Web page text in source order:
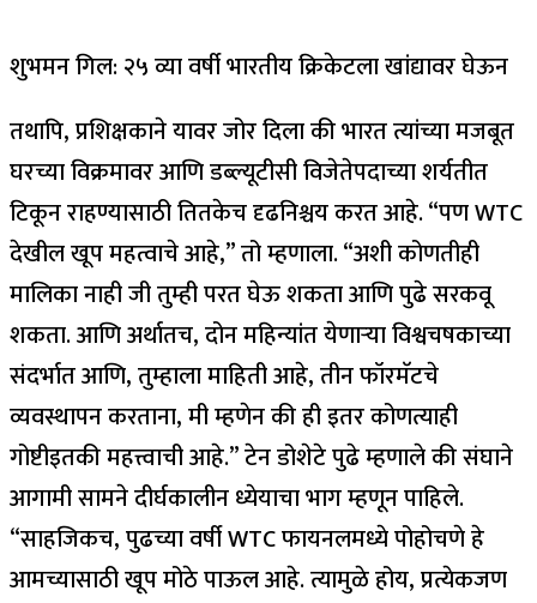
शुभमन गिल: २५ व्या वर्षी भारतीय क्रिकेटला खांद्यावर घेऊन
तथापि, प्रशिक्षकाने यावर जोर दिला की भारत त्यांच्या मजबूत
घरच्या विक्रमावर आणि डब्ल्यूटीसी विजेतेपदाच्या शर्यतीत
टिकून राहण्यासाठी तितकेच दृढनिश्चय करत आहे. “पण WTC
देखील खूप महत्वाचे आहे,” तो म्हणाला. “अशी कोणतीही
मालिका नाही जी तुम्ही परत घेऊ शकता आणि पुढे सरकवू
शकता. आणि अर्थातच, दोन महिन्यांत येणाऱ्या विश्वचषकाच्या
संदर्भात आणि, तुम्हाला माहिती आहे, तीन फॉरमॅटचे
व्यवस्थापन करताना, मी म्हणेन की ही इतर कोणत्याही
गोष्टीइतकी महत्त्वाची आहे.”टेन डोशेटे पुढे म्हणाले की संघाने
आगामी सामने दीर्घकालीन ध्येयाचा भाग म्हणून पाहिले.
“साहजिकच, पुढच्या वर्षी WTC फायनलमध्ये पोहोचणे हे
आमच्यासाठी खूप मोठे पाऊल आहे. त्यामुळे होय, प्रत्येकजण